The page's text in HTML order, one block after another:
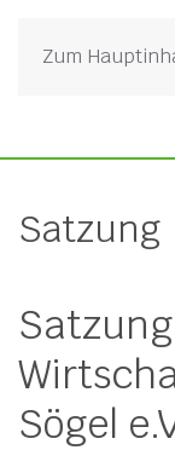
Zum
Satzung
Sögel